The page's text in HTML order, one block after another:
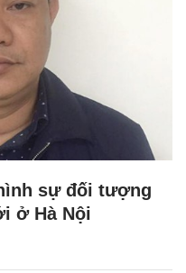
sự đối tượng
ở Hà Nội